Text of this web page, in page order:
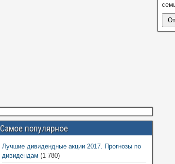
Самое популярное
Лучшие дивидендные акции 2017. Прогнозы по
дивидендам (1 780)